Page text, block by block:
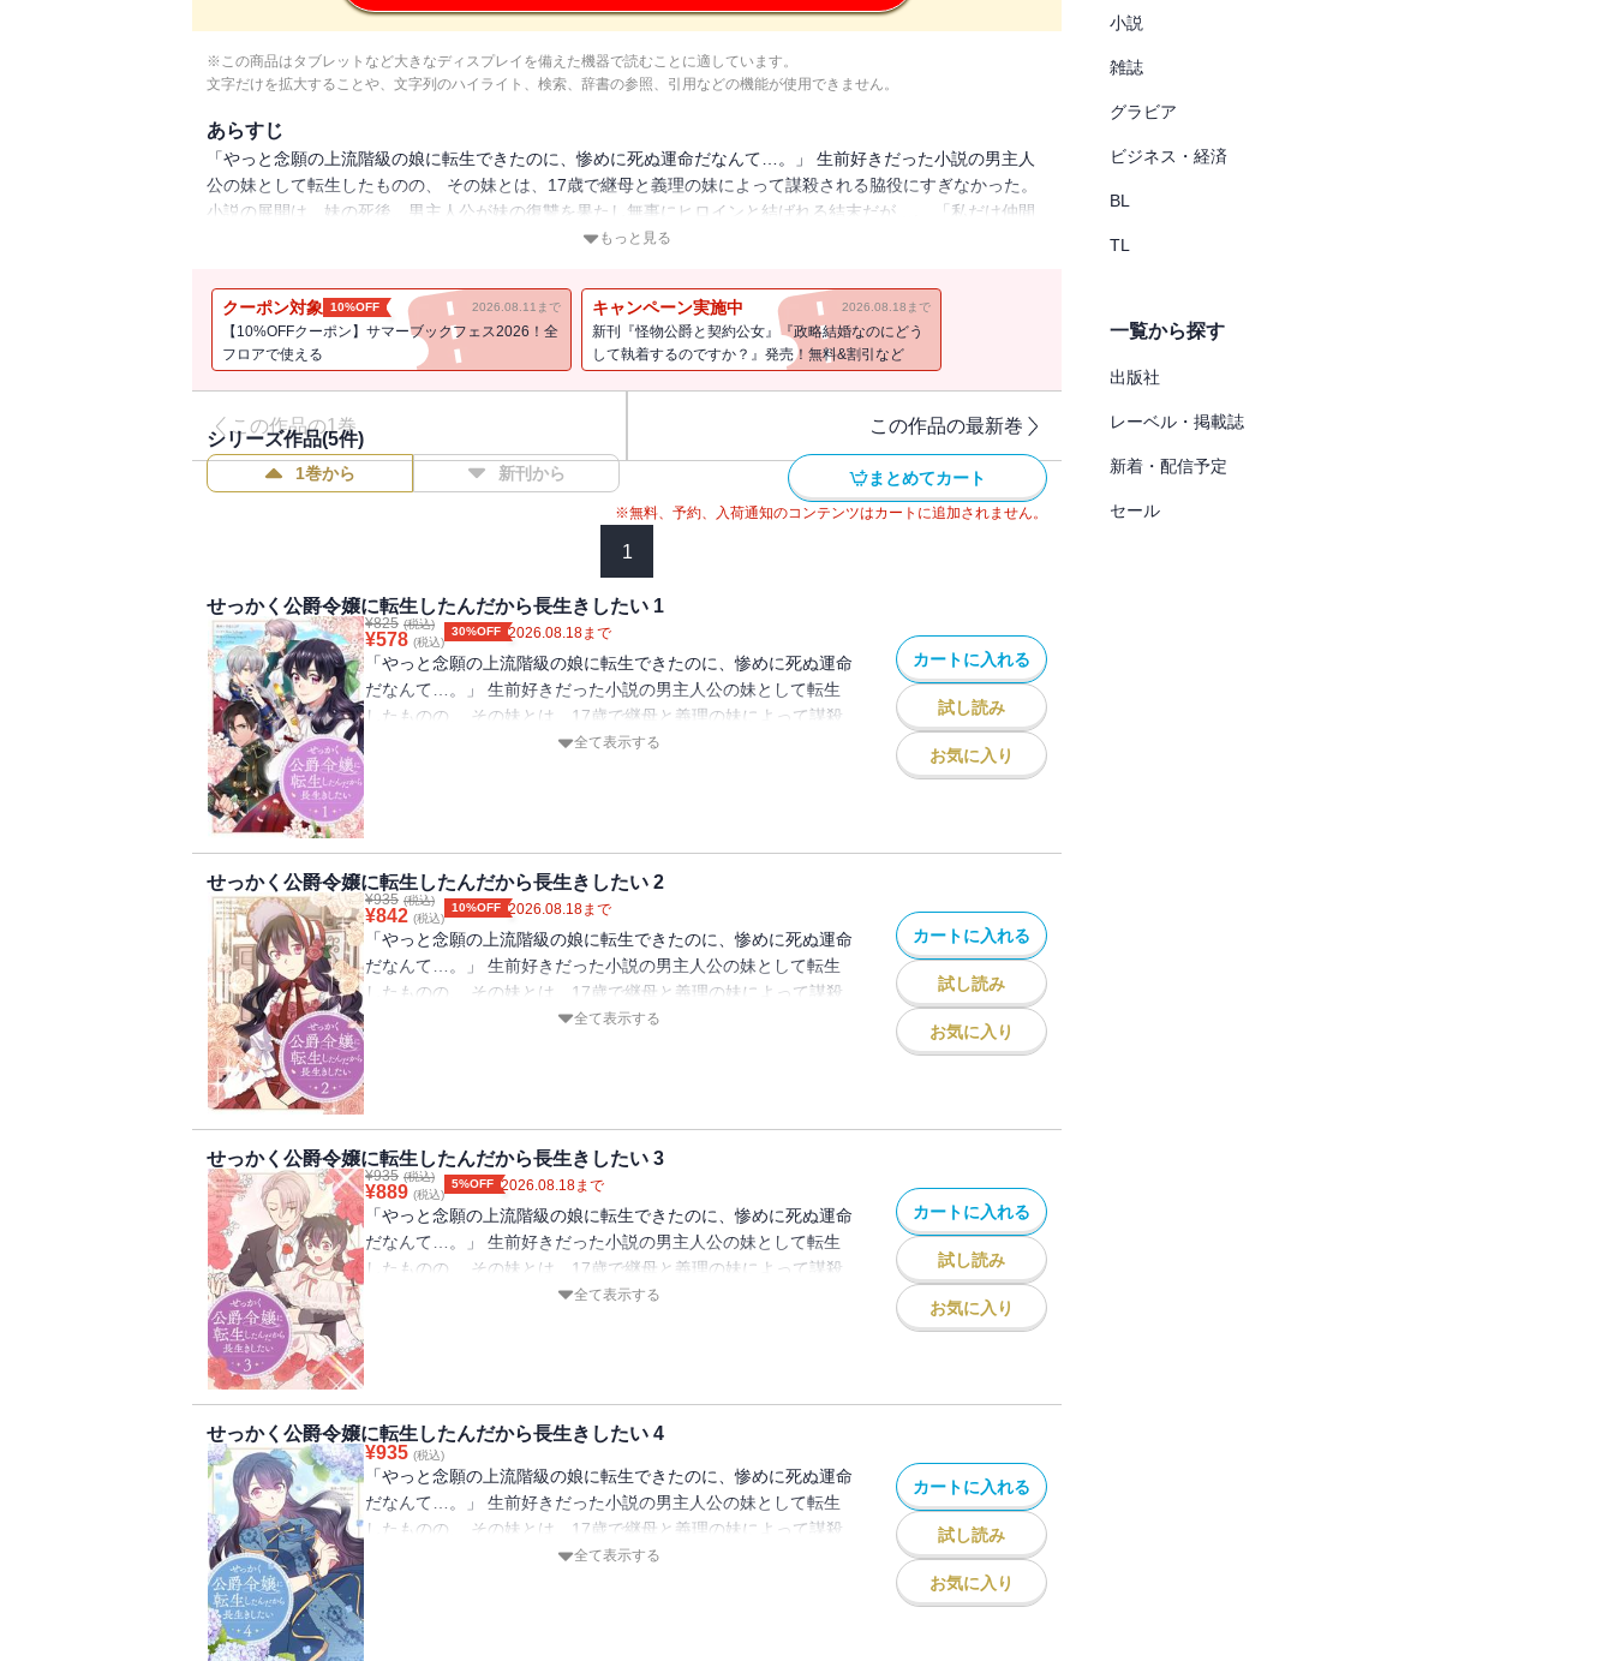
※この商品はタブレットなど大きなディスプレイを備えた機器で読むことに適しています。
文字だけを拡大することや、文字列のハイライト、検索、辞書の参照、引用などの機能が使用できません。
あらすじ
「やっと念願の上流階級の娘に転生できたのに、惨めに死ぬ運命だなんて…。」 生前好きだった小説の男主人
公の妹として転生したものの、 その妹とは、17歳で継母と義理の妹によって謀殺される脇役にすぎなかった。
小説の展開は、妹の死後、男主人公が妹の復讐を果たし無事にヒロインと結ばれる結末だが…。 「私だけ仲間
外れにして、こんな結末絶対に許せない！ なんとしてでも生き残って、健康に長生きしてやる！」
もっと見る
クーポン対象 10%OFF 2026.08.11まで
【10%OFFクーポン】サマーブックフェス2026！全
フロアで使える
キャンペーン実施中 2026.08.18まで
新刊『怪物公爵と契約公女』『政略結婚なのにどう
して執着するのですか？』発売！無料&割引など
この作品の1巻 この作品の最新巻
シリーズ作品(5件)
1巻から 新刊から まとめてカート
※無料、予約、入荷通知のコンテンツはカートに追加されません。
1
せっかく公爵令嬢に転生したんだから長生きしたい 1
¥825 (税込)
¥578 (税込)
30%OFF 2026.08.18まで
「やっと念願の上流階級の娘に転生できたのに、惨めに死ぬ運命
だなんて…。」 生前好きだった小説の男主人公の妹として転生
したものの、 その妹とは、17歳で継母と義理の妹によって謀殺
される脇役にすぎなかった。 小説の展開は、妹の死後、男主人
全て表示する
カートに入れる
試し読み
お気に入り
せっかく公爵令嬢に転生したんだから長生きしたい 2
¥935 (税込)
¥842 (税込)
10%OFF 2026.08.18まで
「やっと念願の上流階級の娘に転生できたのに、惨めに死ぬ運命
だなんて…。」 生前好きだった小説の男主人公の妹として転生
したものの、 その妹とは、17歳で継母と義理の妹によって謀殺
される脇役にすぎなかった。 小説の展開は、妹の死後、男主人
全て表示する
カートに入れる
試し読み
お気に入り
せっかく公爵令嬢に転生したんだから長生きしたい 3
¥935 (税込)
¥889 (税込)
5%OFF 2026.08.18まで
「やっと念願の上流階級の娘に転生できたのに、惨めに死ぬ運命
だなんて…。」 生前好きだった小説の男主人公の妹として転生
したものの、 その妹とは、17歳で継母と義理の妹によって謀殺
される脇役にすぎなかった。 小説の展開は、妹の死後、男主人
全て表示する
カートに入れる
試し読み
お気に入り
せっかく公爵令嬢に転生したんだから長生きしたい 4
¥935 (税込)
「やっと念願の上流階級の娘に転生できたのに、惨めに死ぬ運命
だなんて…。」 生前好きだった小説の男主人公の妹として転生
したものの、 その妹とは、17歳で継母と義理の妹によって謀殺
される脇役にすぎなかった。 小説の展開は、妹の死後、男主人
全て表示する
カートに入れる
試し読み
お気に入り
小説
雑誌
グラビア
ビジネス・経済
BL
TL
一覧から探す
出版社
レーベル・掲載誌
新着・配信予定
セール